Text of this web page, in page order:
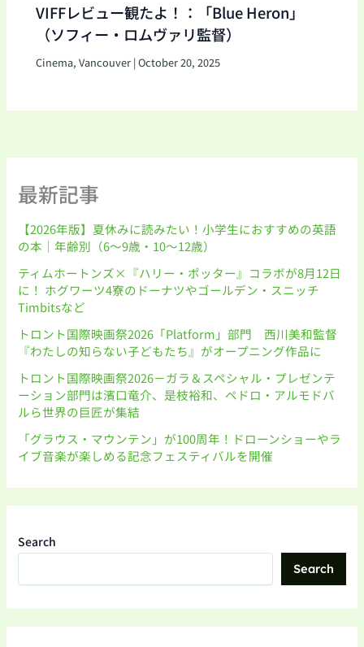
VIFFレビュー観たよ！：「Blue Heron」
（ソフィー・ロムヴァリ監督）
Cinema,Vancouver |October 20, 2025
最新記事
【2026年版】夏休みに読みたい！小学生におすすめの英語
の本｜年齢別（6〜9歳・10〜12歳）
ティムホートンズ×『ハリー・ポッター』コラボが8月12日
に！ ホグワーツ4寮のドーナツやゴールデン・スニッチ
Timbitsなど
トロント国際映画祭2026「Platform」部門 西川美和監督
『わたしの知らない子どもたち』がオープニング作品に
トロント国際映画祭2026－ガラ＆スペシャル・プレゼンテ
ーション部門は濱口竜介、是枝裕和、ペドロ・アルモドバ
ルら世界の巨匠が集結
「グラウス・マウンテン」が100周年！ドローンショーやラ
イブ音楽が楽しめる記念フェスティバルを開催
Search
Search